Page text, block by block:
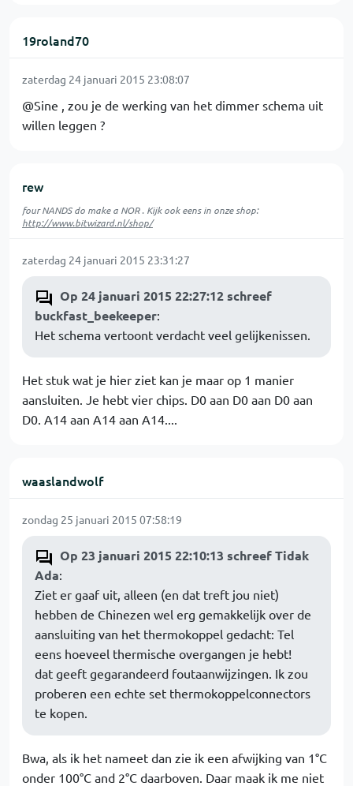
19roland70
zaterdag 24 januari 2015 23:08:07
@Sine , zou je de werking van het dimmer schema uit
willen leggen ?
rew
four NANDS do make a NOR . Kijk ook eens in onze shop:
http://www.bitwizard.nl/shop/
zaterdag 24 januari 2015 23:31:27
Op 24 januari 2015 22:27:12 schreef
buckfast_beekeeper:
Het schema vertoont verdacht veel gelijkenissen.
Het stuk wat je hier ziet kan je maar op 1 manier
aansluiten. Je hebt vier chips. D0 aan D0 aan D0 aan
D0. A14 aan A14 aan A14....
waaslandwolf
zondag 25 januari 2015 07:58:19
Op 23 januari 2015 22:10:13 schreef Tidak
Ada:
Ziet er gaaf uit, alleen (en dat treft jou niet)
hebben de Chinezen wel erg gemakkelijk over de
aansluiting van het thermokoppel gedacht: Tel
eens hoeveel thermische overgangen je hebt!
dat geeft gegarandeerd foutaanwijzingen. Ik zou
proberen een echte set thermokoppelconnectors
te kopen.
Bwa, als ik het nameet dan zie ik een afwijking van 1°C
onder 100°C and 2°C daarboven. Daar maak ik me niet